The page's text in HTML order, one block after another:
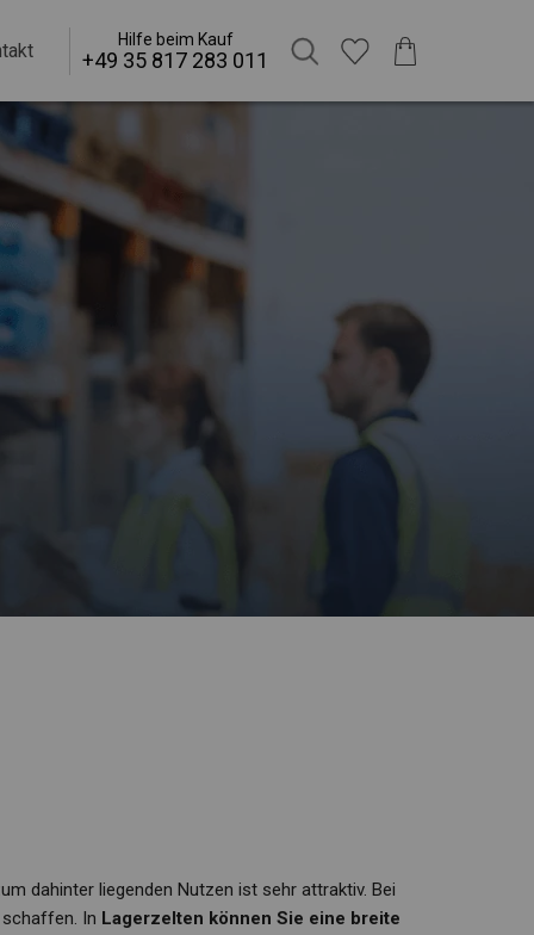
Hilfe beim Kauf
+49 35 817 283 011
dahinter liegenden Nutzen ist sehr attraktiv. Bei
In Lagerzelten können Sie eine breite